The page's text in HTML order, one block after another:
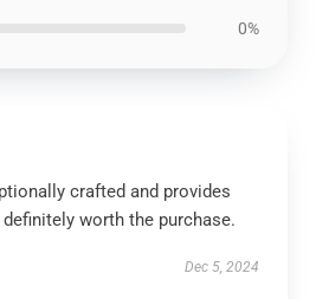
0%
crafted and provides
worth the purchase.
Dec 5, 2024